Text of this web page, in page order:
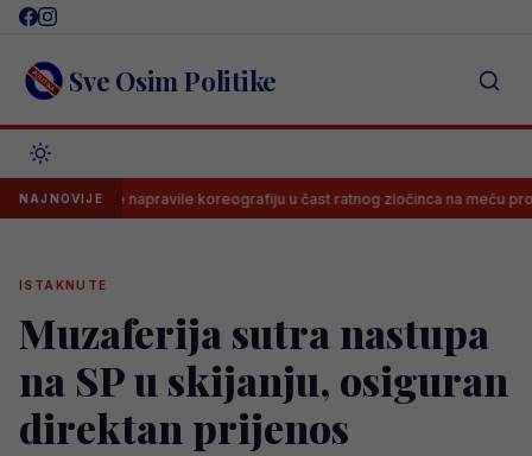
Skip
content Sve Osim Politike
NAJNOVIJE
Delije napravile koreografiju u čast ratnog zločinca na meču protiv
ISTAKNUTE
Muzaferija sutra nastupa
na SP u skijanju, osiguran
direktan prijenos